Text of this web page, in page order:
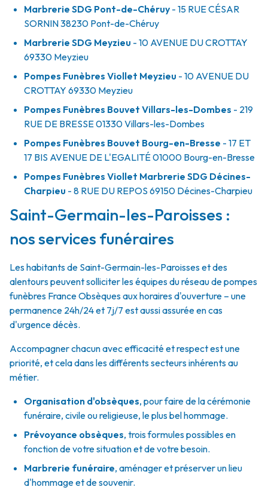
Marbrerie SDG Pont-de-Chéruy - 15 RUE CÉSAR
SORNIN38230 Pont-de-Chéruy
Marbrerie SDG Meyzieu - 10 AVENUE DU CROTTAY
69330 Meyzieu
Pompes Funèbres Viollet Meyzieu - 10 AVENUE DU
CROTTAY 69330 Meyzieu
Pompes Funèbres Bouvet Villars-les-Dombes - 219
RUE DE BRESSE01330Villars-les-Dombes
Pompes Funèbres Bouvet Bourg-en-Bresse - 17 ET
17 BIS AVENUE DE L'EGALITÉ01000 Bourg-en-Bresse
Pompes Funèbres Viollet Marbrerie SDG Décines-
Charpieu - 8 RUE DU REPOS 69150 Décines-Charpieu
Saint-Germain-les-Paroisses :
nos services funéraires
Les habitants de Saint-Germain-les-Paroisses et des
alentours peuvent solliciter les équipes du réseau de pompes
funèbres France Obsèques aux horaires d'ouverture – une
permanence 24h/24 et 7j/7 est aussi assurée en cas
d'urgence décès.
Accompagner chacun avec efficacité et respect est une
priorité, et cela dans les différents secteurs inhérents au
métier.
Organisation d'obsèques, pour faire de la cérémonie
funéraire, civile ou religieuse, le plus bel hommage.
Prévoyance obsèques, trois formules possibles en
fonction de votre situation et de votre besoin.
Marbrerie funéraire, aménager et préserver un lieu
d'hommage et de souvenir.